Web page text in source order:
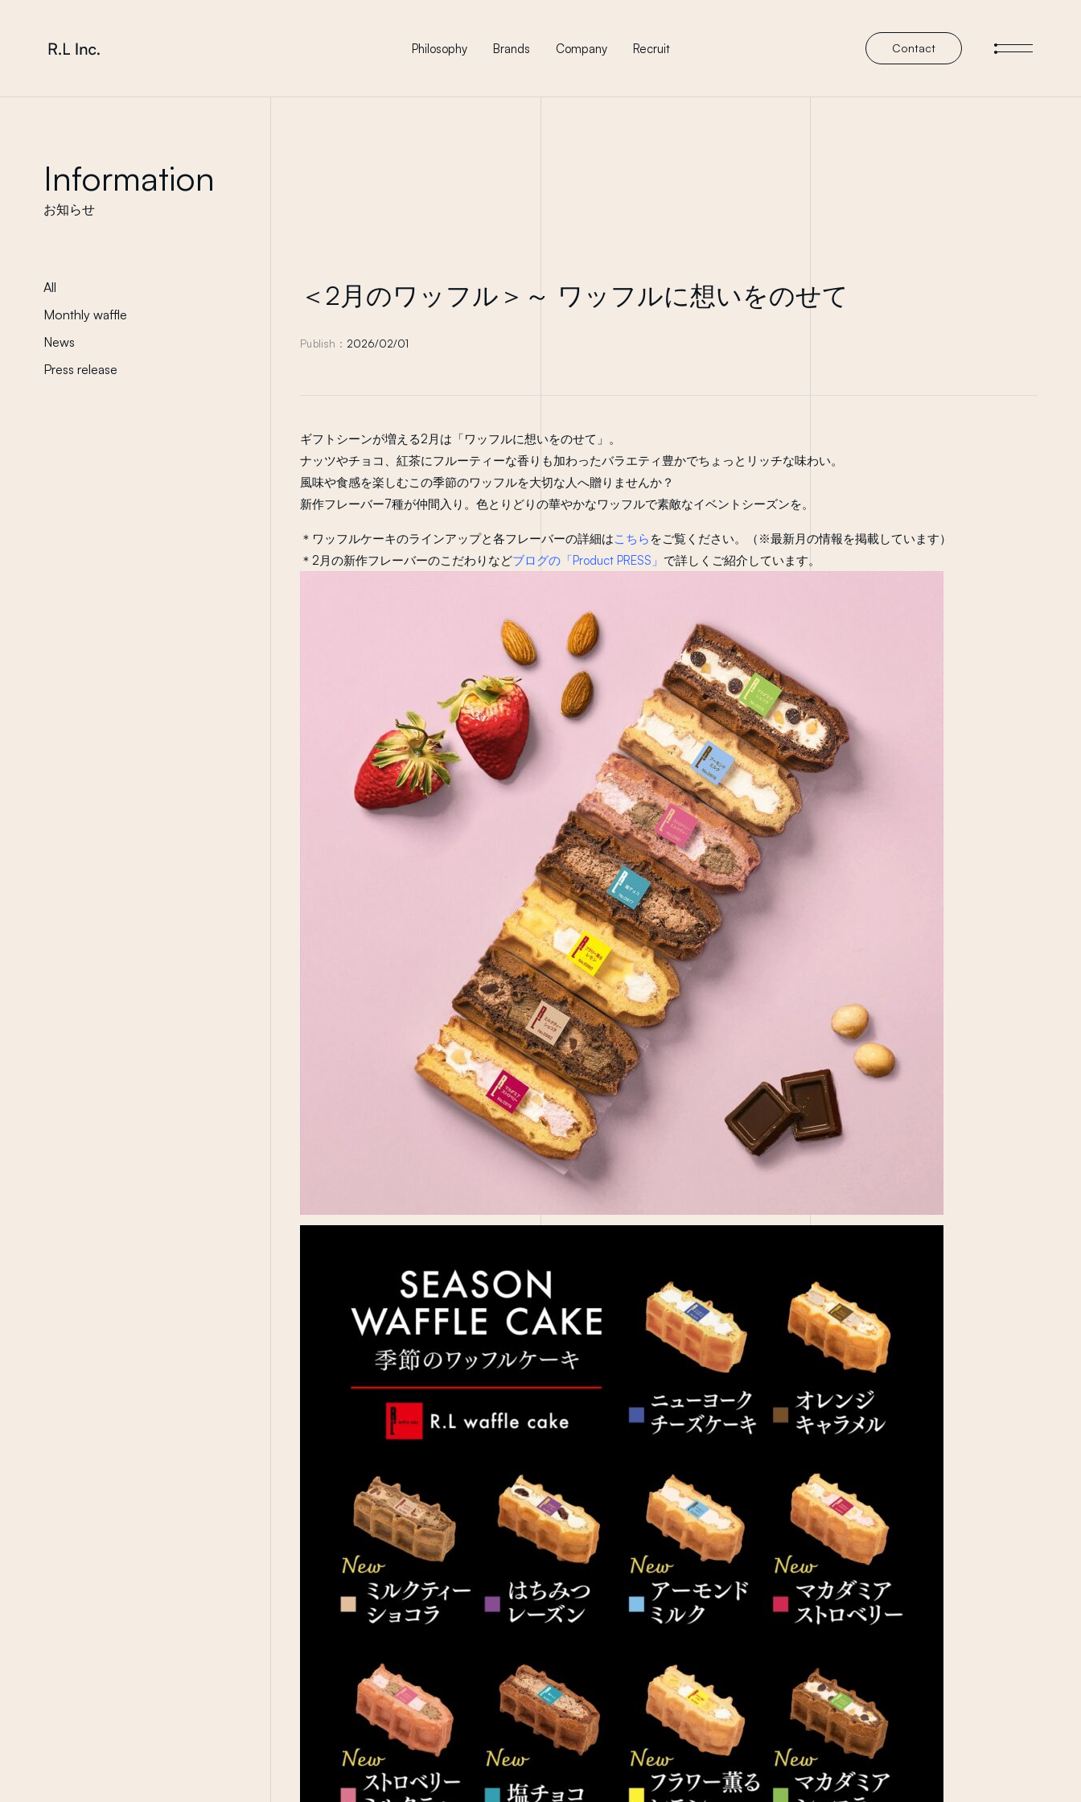
株式会社 エール・エル Philosophy Brands Company Recruit Contact
お知らせ
Information
＜2月のワッフル＞～ ワッフルに想いをのせて
Publish : 2026/02/01
ギフトシーンが増える2月は「ワッフルに想いをのせて」。
ナッツやチョコ、紅茶にフルーティーな香りも加わったバラエティ豊かでちょっとリッチな味わい。
風味や食感を楽しむこの季節のワッフルを大切な人へ贈りませんか？
新作フレーバー7種が仲間入り。色とりどりの華やかなワッフルで素敵なイベントシーズンを。
＊ワッフルケーキのラインアップと各フレーバーの詳細はこちら をご覧ください。（※最新月の情報を掲載しています）
＊2月の新作フレーバーのこだわりなどブログの「Product PRESS」 で詳しくご紹介しています。
All
Monthly waffle
News
Press release